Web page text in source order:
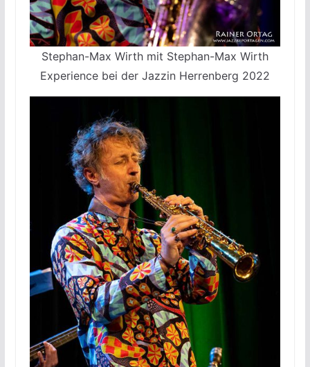
Stephan-Max Wirth mit Stephan-Max Wirth
Experience bei der Jazzin Herrenberg 2022